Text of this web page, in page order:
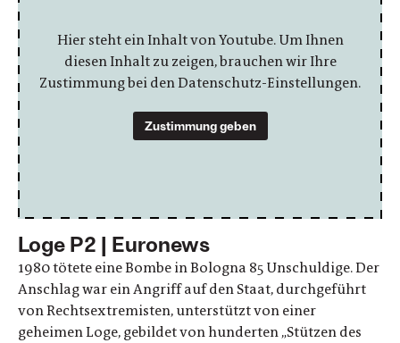
Hier steht ein Inhalt von Youtube. Um Ihnen
diesen Inhalt zu zeigen, brauchen wir Ihre
Zustimmung bei den Datenschutz-Einstellungen.
Zustimmung geben
Loge P2 | Euronews
1980 tötete eine Bombe in Bologna 85 Unschuldige. Der
Anschlag war ein Angriff auf den Staat, durchgeführt
von Rechtsextremisten, unterstützt von einer
geheimen Loge, gebildet von hunderten „Stützen des